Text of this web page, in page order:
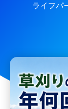
ライフパ